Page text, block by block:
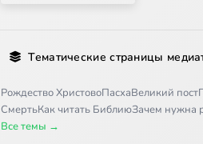
Тематические страницы
Рождество ХристовоПасхаВеликий пост
СмертьКак читать БиблиюЗачем нужна
Все темы →